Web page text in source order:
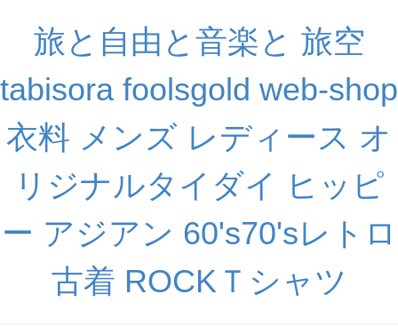
旅と自由と音楽と 旅空
tabisora foolsgold web-shop
衣料 メンズ レディース オ
リジナルタイダイ ヒッピ
ー アジアン 60's70'sレトロ
古着 ROCKＴシャツ